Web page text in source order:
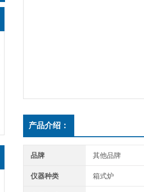
产品介绍：
品牌 其他品牌
仪器种类 箱式炉